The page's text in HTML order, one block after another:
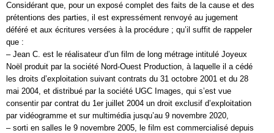
Considérant que, pour un exposé complet des faits de la cause et des
prétentions des parties, il est expressément renvoyé au jugement
déféré et aux écritures versées à la procédure ; qu’il suffit de rappeler
que :
– Jean C. est le réalisateur d’un film de long métrage intitulé Joyeux
Noël produit par la société Nord-Ouest Production, à laquelle il a cédé
les droits d’exploitation suivant contrats du 31 octobre 2001 et du 28
mai 2004, et distribué par la société UGC Images, qui s’est vue
consentir par contrat du 1er juillet 2004 un droit exclusif d’exploitation
par vidéogramme et sur multimédia jusqu’au 9 novembre 2020,
– sorti en salles le 9 novembre 2005, le film est commercialisé depuis